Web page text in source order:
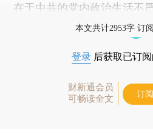
在于中共的党内政治生活不
本文共计2953字 订
登录 后获取已订
财新通会员
可畅读全文
订